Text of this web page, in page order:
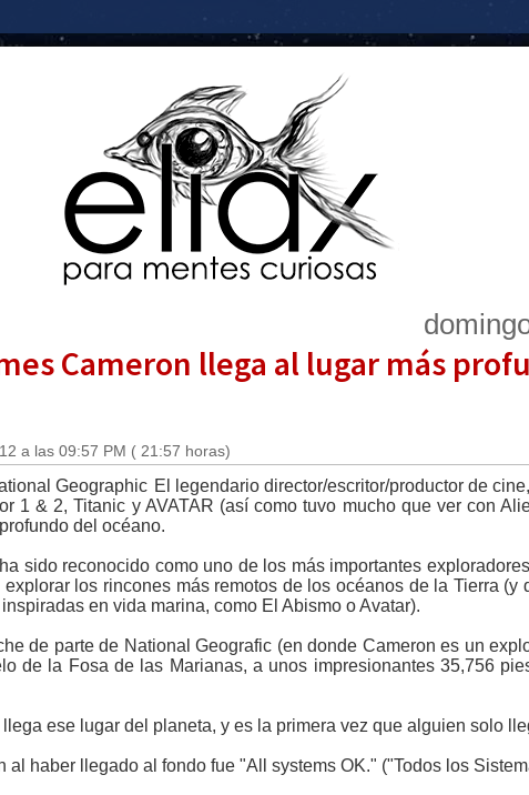
Cameron llega al lugar más
a las 09:57 PM ( 21:57 horas)
El legendario director/escritor/productor de
1 & 2, Titanic y AVATAR (así como tuvo mucho que ver con
del océano.
sido reconocido como uno de los más importantes
los rincones más remotos de los océanos de la Tierra (y
en vida marina, como El Abismo o Avatar).
de parte de National Geografic (en donde Cameron es un
de la Fosa de las Marianas, a unos impresionantes 35,756
ese lugar del planeta, y es la primera vez que alguien solo
al haber llegado al fondo fue "All systems OK." ("Todos los